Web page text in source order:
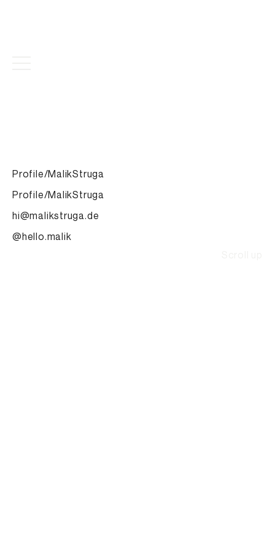
Profile/MalikStruga
Profile/MalikStruga
hi@malikstruga.de
@hello.malik